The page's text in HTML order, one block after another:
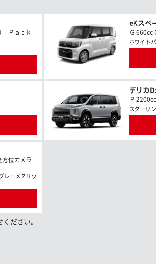
Ｐａｃｋ
eKスペ
Ｇ 660cc
ホワイト
デリカ
Ｐ
スターリ
位カメラ
レーメタリッ
ださい。